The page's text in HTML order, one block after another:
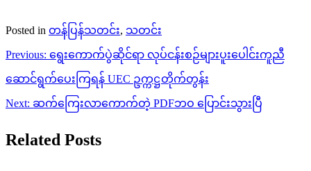
Posted in တန်ပြန်သတင်း, သတင်း
Post
navigation
Previous: ရွေးကောက်ပွဲဆိုင်ရာ လုပ်ငန်းစဉ်များပူးပေါင်းကူညီ
ဆောင်ရွက်ပေးကြရန် UEC ဥက္ကဋ္ဌတိုက်တွန်း
Next: ဆက်ကြေးလာကောက်တဲ့ PDFဘဝ ပြောင်းသွားပြီ
Related Posts